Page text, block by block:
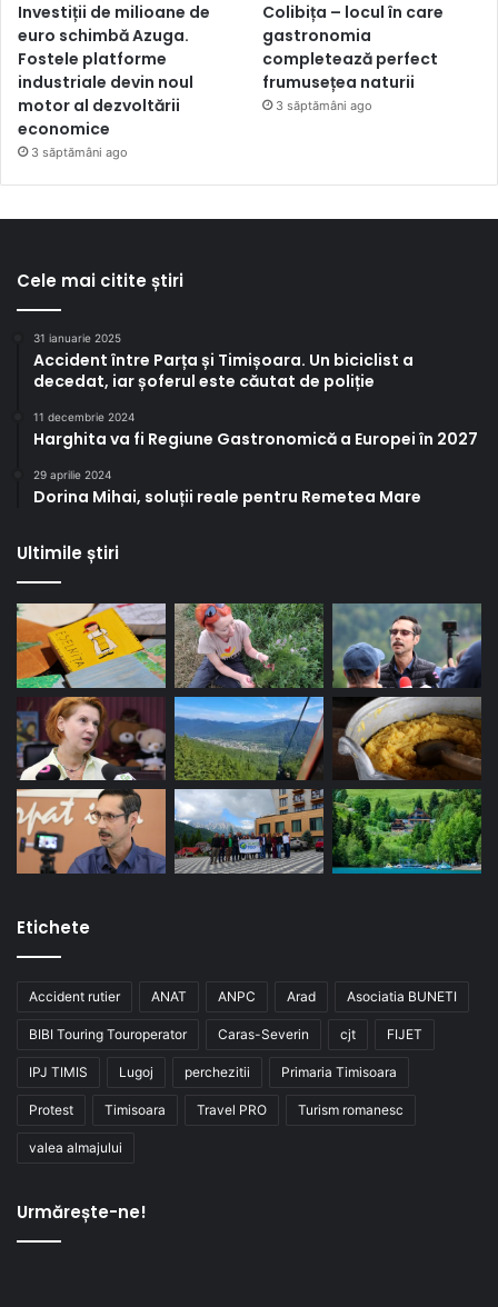
Investiții de milioane de
euro schimbă Azuga.
Fostele platforme
industriale devin noul
motor al dezvoltării
economice
3 săptămâni ago
Colibița – locul în care
gastronomia
completează perfect
frumusețea naturii
3 săptămâni ago
Cele mai citite știri
31 ianuarie 2025
Accident între Parța și Timișoara. Un biciclist a
decedat, iar șoferul este căutat de poliție
11 decembrie 2024
Harghita va fi Regiune Gastronomică a Europei în 2027
29 aprilie 2024
Dorina Mihai, soluții reale pentru Remetea Mare
Ultimile știri
Etichete
Accident rutier ANAT ANPC Arad Asociatia BUNETI
BIBI Touring Touroperator Caras-Severin cjt FIJET
IPJ TIMIS Lugoj perchezitii Primaria Timisoara
Protest Timisoara Travel PRO Turism romanesc
valea almajului
Urmărește-ne!